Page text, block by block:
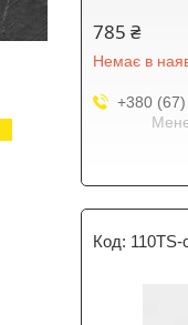
785 ₴
Немає в
+380
110TS-